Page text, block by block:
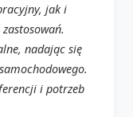
jak i
nadając się
i potrzeb